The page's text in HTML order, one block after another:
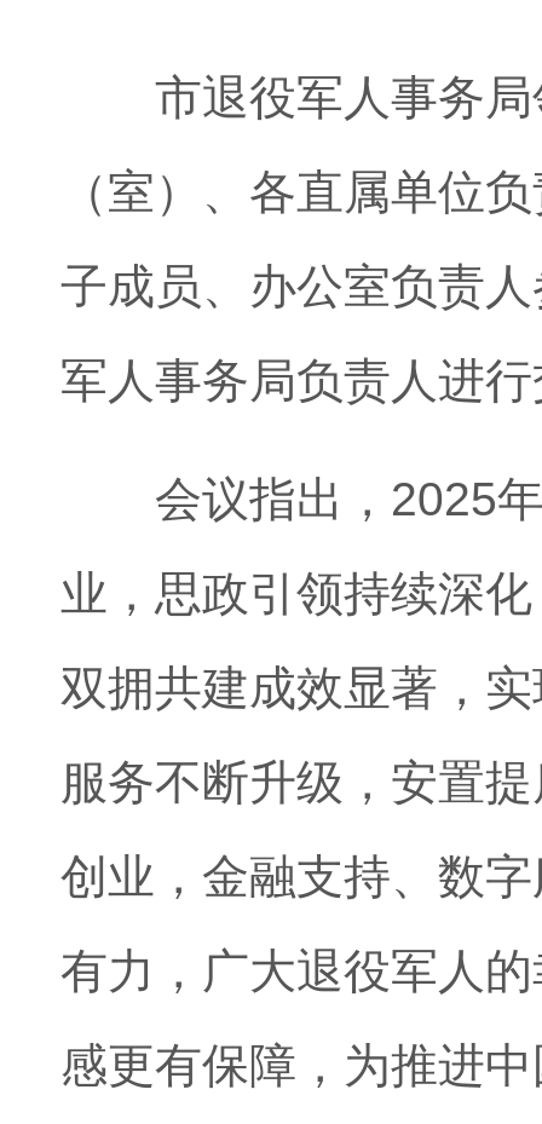
市退役军人事务局
（室）、各直属单位
子成员、办公室负责
军人事务局负责人进
会议指出，2025年
业，思政引领持续深
双拥共建成效显著，
服务不断升级，安置
创业，金融支持、数
有力，广大退役军人
感更有保障，为推进